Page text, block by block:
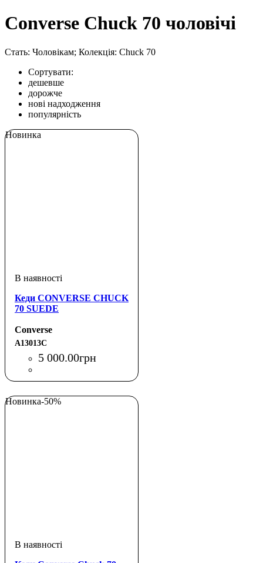
Converse Chuck 70 чоловічі
Стать: Чоловікам; Колекція: Chuck 70
Сортувати:
дешевше
дорожче
нові надходження
популярність
Новинка
Кеди CONVERSE CHUCK
70 SUEDE
Converse
A13013C
5 000.00грн
Новинка-50%